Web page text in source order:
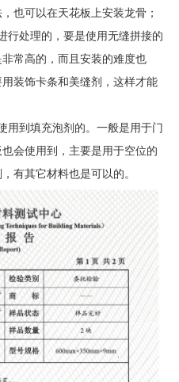
也可以在天花板上安装龙骨；
行处理的，要是使用无缝拼接的
常高的，而且安装的难度也
装饰卡条和美缝剂，这样才能
用到填充泡剂的。一般是用于门
会使用到，主要是用于空位的
有其它材料也是可以的。